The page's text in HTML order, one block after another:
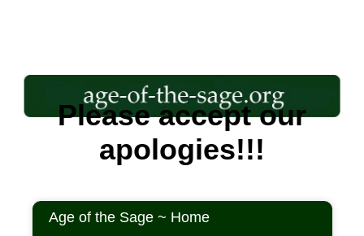
Please accept our
apologies!!!
Age of the Sage ~ Home